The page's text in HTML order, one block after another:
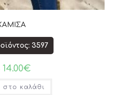
3597
14.00€
στο καλάθι